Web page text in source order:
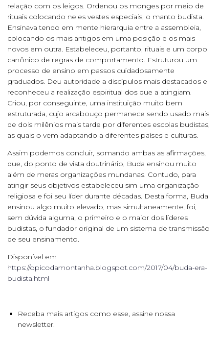
relação com os leigos. Ordenou os monges por meio de
rituais colocando neles vestes especiais, o manto budista.
Ensinava tendo em mente hierarquia entre a assembleia,
colocando os mais antigos em uma posição e os mais
novos em outra. Estabeleceu, portanto, rituais e um corpo
canônico de regras de comportamento. Estruturou um
processo de ensino em passos cuidadosamente
graduados. Deu autoridade a discípulos mais destacados e
reconheceu a realização espiritual dos que a atingiam.
Criou, por conseguinte, uma instituição muito bem
estruturada, cujo arcabouço permanece sendo usado mais
de dois milênios mais tarde por diferentes escolas budistas,
as quais o vem adaptando a diferentes países e culturas.
Assim podemos concluir, somando ambas as afirmações,
que, do ponto de vista doutrinário, Buda ensinou muito
além de meras organizações mundanas. Contudo, para
atingir seus objetivos estabeleceu sim uma organização
religiosa e foi seu líder durante décadas. Desta forma, Buda
ensinou algo muito elevado, mas simultaneamente, foi,
sem dúvida alguma, o primeiro e o maior dos líderes
budistas, o fundador original de um sistema de transmissão
de seu ensinamento.
Disponível em
https://opicodamontanha.blogspot.com/2017/04/buda-era-
budista.html
Receba mais artigos como esse, assine nossa
newsletter.